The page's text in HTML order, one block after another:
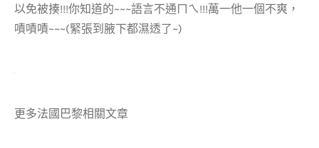
以免被揍!!!你知道的~~~語言不通ㄇㄟ!!!萬一他一個不爽，
嘖嘖嘖~~~(緊張到腋下都濕透了~)
更多法國巴黎相關文章